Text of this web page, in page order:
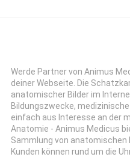
Werde Partner von Animus
deiner Webseite. Die
anatomischer Bilder im
Bildungszwecke,
einfach aus Interesse an der
Anatomie - Animus Medicus
Sammlung von anatomischen
Kunden können rund um die